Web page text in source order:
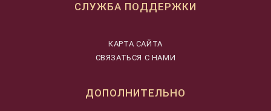
СЛУЖБА ПОДДЕРЖКИ
КАРТА САЙТА
СВЯЗАТЬСЯ С НАМИ
ДОПОЛНИТЕЛЬНО